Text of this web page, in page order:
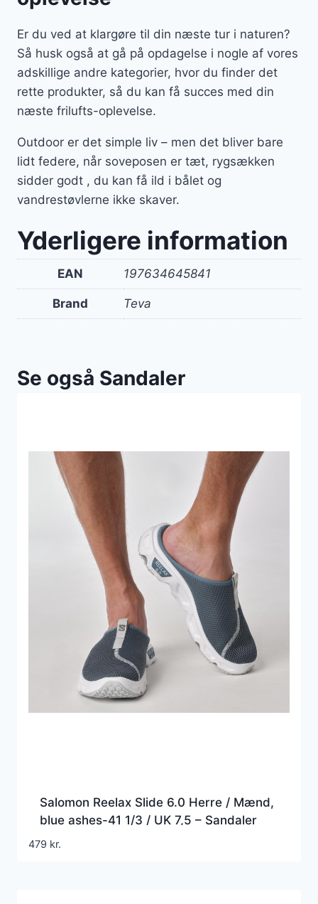
Er du ved at klargøre til din næste tur i naturen?
Så husk også at gå på opdagelse i nogle af vores
adskillige andre kategorier, hvor du finder det
rette produkter, så du kan få succes med din
næste frilufts-oplevelse.
Outdoor er det simple liv – men det bliver bare
lidt federe, når soveposen er tæt, rygsækken
sidder godt , du kan få ild i bålet og
vandrestøvlerne ikke skaver.
Yderligere information
EAN 197634645841
Brand Teva
Se også Sandaler
Salomon Reelax Slide 6.0 Herre / Mænd,
blue ashes-41 1/3 / UK 7,5 – Sandaler
479 kr.